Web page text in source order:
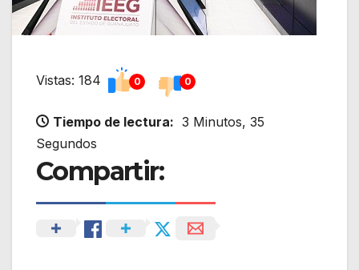
Vistas: 184 0 0
Tiempo de lectura: 3 Minutos, 35
Segundos
Compartir: